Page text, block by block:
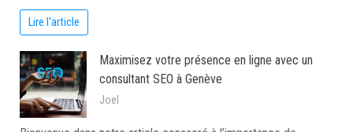
Lire l'article
Maximisez votre présence en ligne avec un
consultant SEO à Genève
Joel